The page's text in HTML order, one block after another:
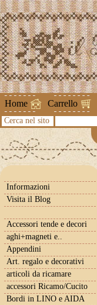
Home Carrello
Cerca nel sito
Informazioni
Visita il Blog
Accessori tende e decori
aghi+magneti e..
Appendini
Art. regalo e decorativi
articoli da ricamare
accessori Ricamo/Cucito
Bordi in LINO e AIDA